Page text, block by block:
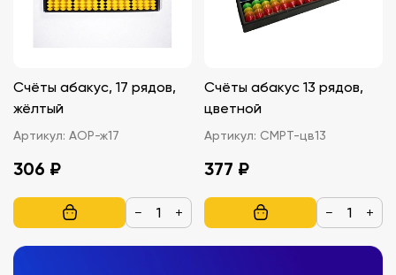
Счёты абакус, 17 рядов,
жёлтый
Артикул: АОР-ж17
306 ₽
− +
Счёты абакус 13 рядов,
цветной
Артикул: СМРТ-цв13
377 ₽
− +